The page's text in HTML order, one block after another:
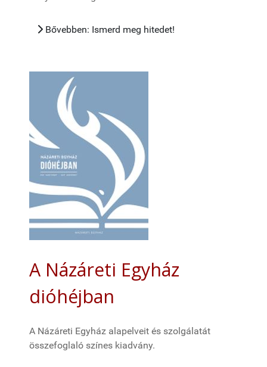
Bővebben: Ismerd meg hitedet!
A Názáreti Egyház
dióhéjban
A Názáreti Egyház alapelveit és szolgálatát
összefoglaló színes kiadvány.